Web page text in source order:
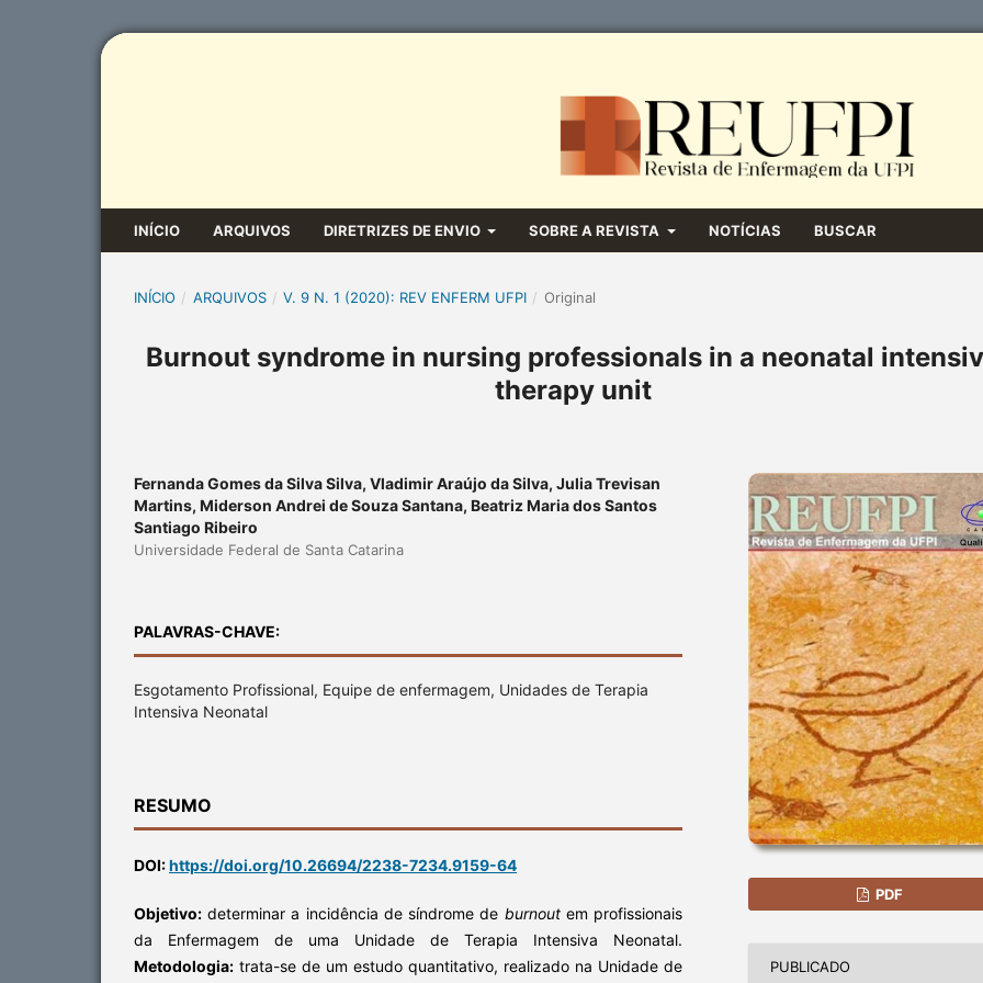
INÍCIO ARQUIVOS DIRETRIZES DE ENVIO SOBRE A REVISTA NOTÍCIAS BUSCAR
INÍCIO / ARQUIVOS / V. 9 N. 1 (2020): REV ENFERM UFPI / Original
Burnout syndrome in nursing professionals in a neonatal
therapy unit
Fernanda Gomes da Silva Silva, Vladimir Araújo da Silva, Julia Trevisan
Martins, Miderson Andrei de Souza Santana, Beatriz Maria dos Santos
Santiago Ribeiro
Universidade Federal de Santa Catarina
PALAVRAS-CHAVE:
Esgotamento Profissional, Equipe de enfermagem, Unidades de Terapia
Intensiva Neonatal
RESUMO
DOI:https://doi.org/10.26694/2238-7234.9159-64
Objetivo: determinar a incidência de síndrome de burnoutem profissionais
da Enfermagem de uma Unidade de Terapia Intensiva Neonatal.
Metodologia: trata-se de um estudo quantitativo, realizado na Unidade de
PDF
PUBLICADO